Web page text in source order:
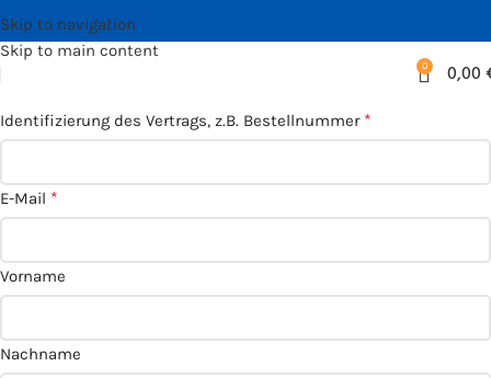
Skip to navigation
Skip to main content
0 0,00
Identifizierung des Vertrags, z.B. Bestellnummer *
E-Mail *
E-
Mail
Vorname
Nachname